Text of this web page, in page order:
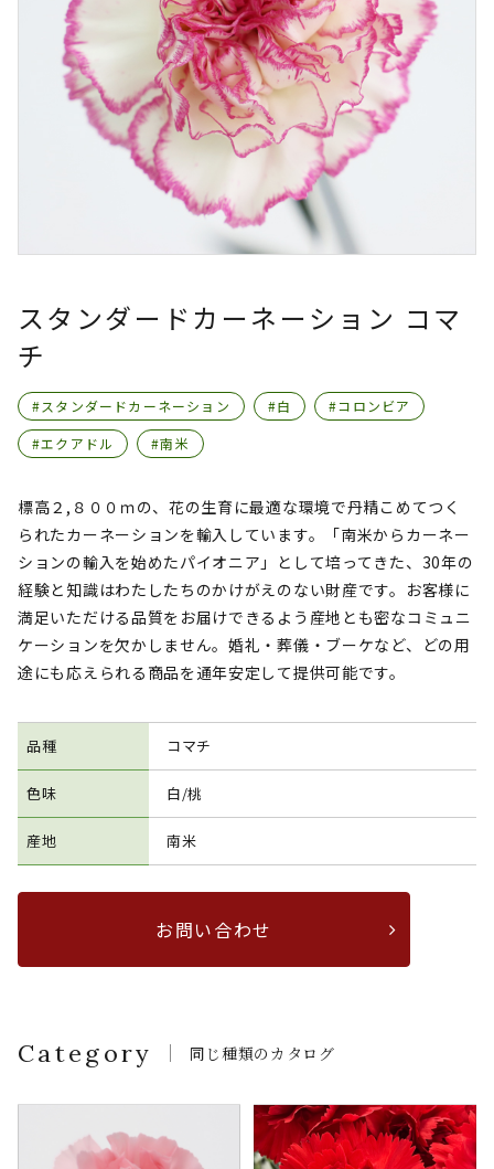
スタンダードカーネーション コマ
チ
#スタンダードカーネーション #白
#コロンビア
#エクアドル
#南米
標高２,８００ｍの、花の生育に最適な環境で丹精こめてつく
られたカーネーションを輸入しています。「南米からカーネー
ションの輸入を始めたパイオニア」として培ってきた、30年の
経験と知識はわたしたちのかけがえのない財産です。お客様に
満足いただける品質をお届けできるよう産地とも密なコミュニ
ケーションを欠かしません。婚礼・葬儀・ブーケなど、どの用
途にも応えられる商品を通年安定して提供可能です。
品種 コマチ
色味 白/桃
産地 南米
お問い合わせ
Category 同じ種類のカタログ